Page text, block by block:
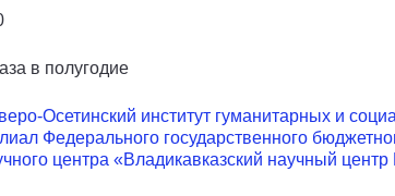
в полугодие
Осетинский институт гуманитарных и
Федерального государственного
центра «Владикавказский научный